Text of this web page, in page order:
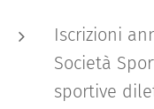
Iscrizioni
Società
sportive